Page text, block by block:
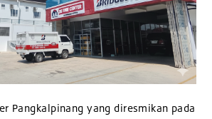
Pangkalpinang yang diresmikan pada